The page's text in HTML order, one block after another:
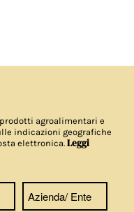
agroalimentari e
indicazioni geografiche
elettronica.Leggi